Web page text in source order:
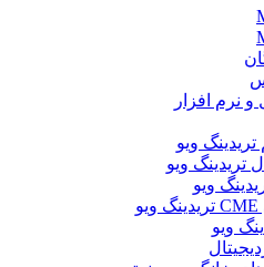
و نرم افزار
ویو
تریدینگ ویو
ویو
ویو